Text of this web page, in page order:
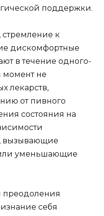
поддержки.
стремление к
дискомфортные
в течение одного-
момент не
лекарств,
от пивного
состояния на
вызывающие
уменьшающие
себя